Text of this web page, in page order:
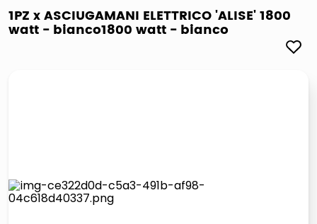
elenchi telefonici
orologio parete
lucidatrice pavimenti
pattumiera raccolta differenziata
1PZ x ASCIUGAMANI ELETTRICO 'ALISE' 1800
watt - bianco1800 watt - bianco